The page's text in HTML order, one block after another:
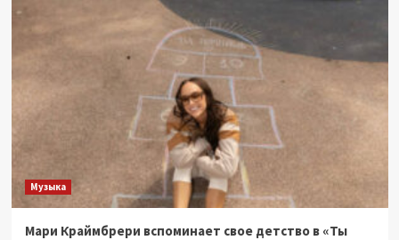
Музыка
Мари Краймбрери вспоминает свое детство в «Ты